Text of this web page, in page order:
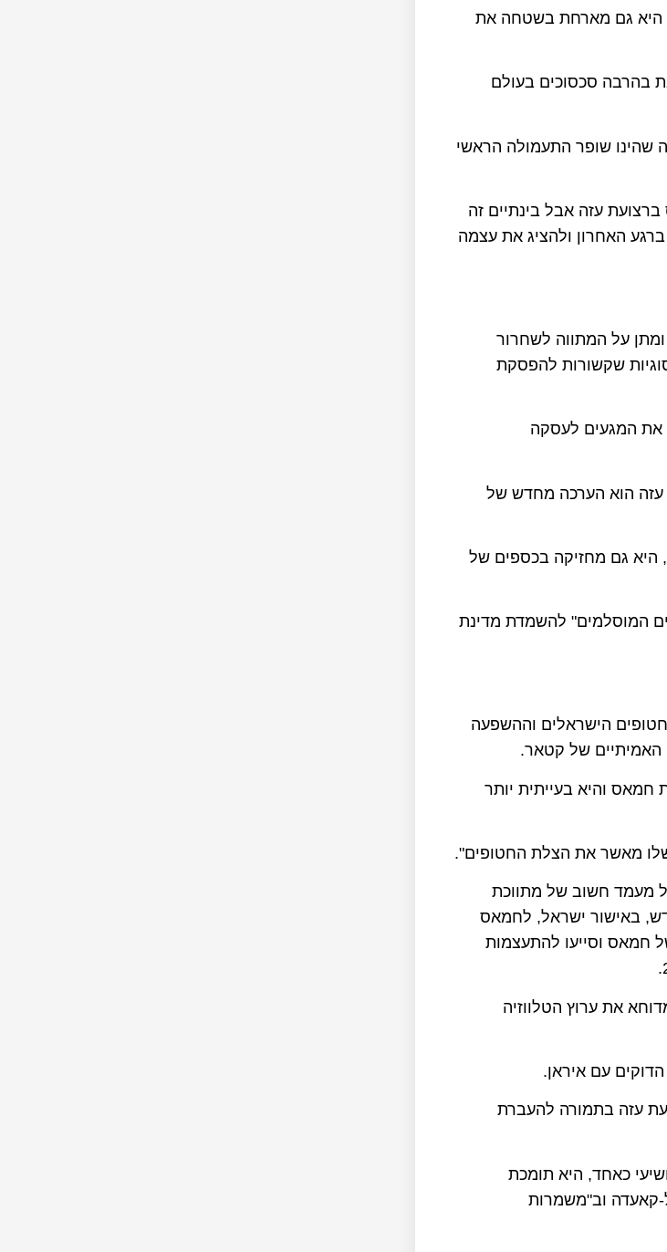
היא גם מארחת בשטחה את
בהרבה סכסוכים בעולם
שהינו שופר התעמולה הראשי
עזה אבל בינתיים זה
האחרון ולהציג את עצמה
על המתווה לשחרור
שקשורות להפסקת
את המגעים לעסקה
הוא הערכה מחדש של
היא גם מחזיקה בכספים של
המוסלמים" להשמדת מדינת
הישראלים וההשפעה
של קטאר.
והיא בעייתית יותר
שלו מאשר את הצלת החטופים".
עזה ב-2018 וקיבלה מישראל מעמד חשוב של מתווכת
באישור ישראל, לחמאס
חמאס וסייעו להתעצמות
את ערוץ הטלווזיה
עם איראן.
עזה בתמורה להעברת
כאחד, היא תומכת
קאעדה וב"משמרות